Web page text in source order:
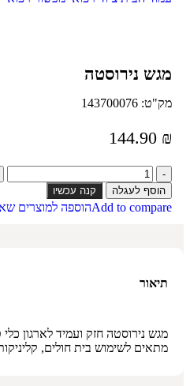
מגש נירוסטה
מק"ט: 143700076
144.90 ₪
הוסף לעגלה קנה עכשיו
Add to compareהוספה למוצרים
תיאור
מגש נירוסטה חזק ועמיד לארגון
מתאים לשימוש בית חולים,